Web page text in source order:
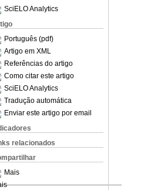
SciELO Analytics
Português (pdf)
Artigo em XML
Referências do artigo
Como citar este artigo
SciELO Analytics
Tradução automática
Enviar este artigo por email
relacionados
Mais